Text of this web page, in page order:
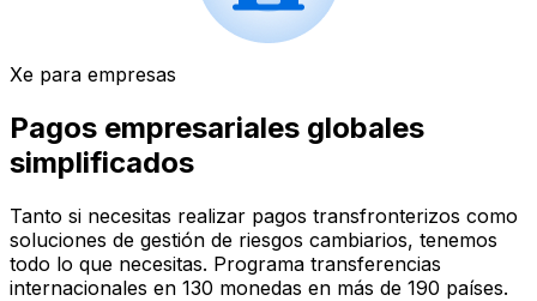
Xe para empresas
Pagos empresariales globales
simplificados
Tanto si necesitas realizar pagos transfronterizos como
soluciones de gestión de riesgos cambiarios, tenemos
todo lo que necesitas. Programa transferencias
internacionales en 130 monedas en más de 190 países.